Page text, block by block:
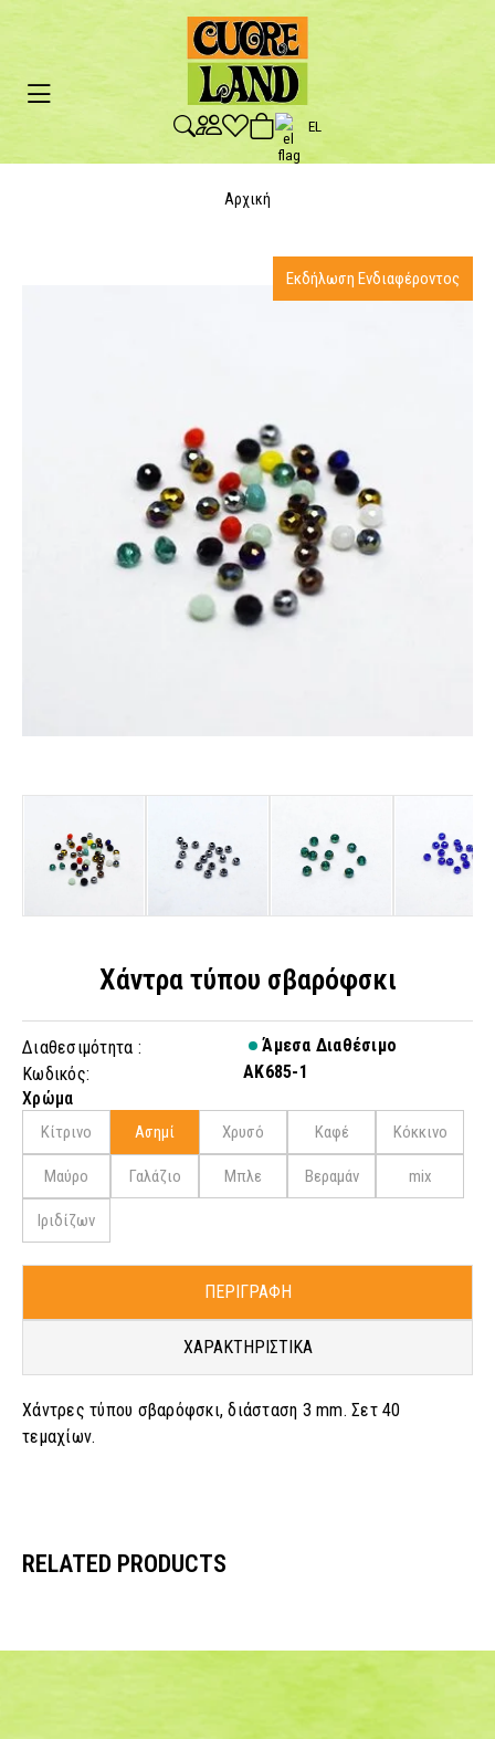
EL
Αρχική
Χάντρα τύπου σβαρόφσκι
Διαθεσιμότητα :
Άμεσα Διαθέσιμο
Κωδικός:
AK685-1
Χρώμα
Κίτρινο Ασημί Χρυσό Καφέ Kόκκινο
Μαύρο Γαλάζιο Μπλε Βεραμάν mix
Ιριδίζων
ΠΕΡΙΓΡΑΦΗ
ΧΑΡΑΚΤΗΡΙΣΤΙΚΑ
Χάντρες τύπου σβαρόφσκι, διάσταση 3 mm. Σετ 40
τεμαχίων.
Εκδήλωση Ενδιαφέροντος
RELATED PRODUCTS